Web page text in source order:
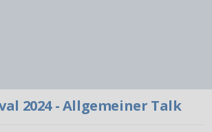
2024 - Allgemeiner Talk